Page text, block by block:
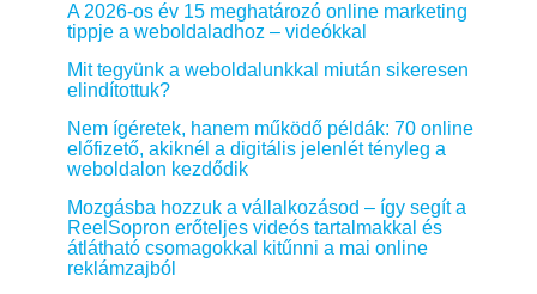
A 2026-os év 15 meghatározó online marketing
tippje a weboldaladhoz – videókkal
Mit tegyünk a weboldalunkkal miután sikeresen
elindítottuk?
Nem ígéretek, hanem működő példák: 70 online
előfizető, akiknél a digitális jelenlét tényleg a
weboldalon kezdődik
Mozgásba hozzuk a vállalkozásod – így segít a
ReelSopron erőteljes videós tartalmakkal és
átlátható csomagokkal kitűnni a mai online
reklámzajból